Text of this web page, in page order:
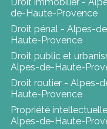
de-Haute-Provence
Droit pénal - Alpes-
Haute-Provence
Droit public et
Alpes-de-Haute-
Droit routier - Alpes-
Haute-Provence
Propriété
Alpes-de-Haute-